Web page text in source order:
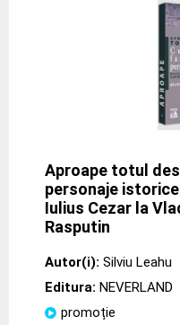
Aproape totul
personaje
Iulius Cezar la
Rasputin
Autor(i): Silviu Leahu
Editura: NEVERLAND
promoție